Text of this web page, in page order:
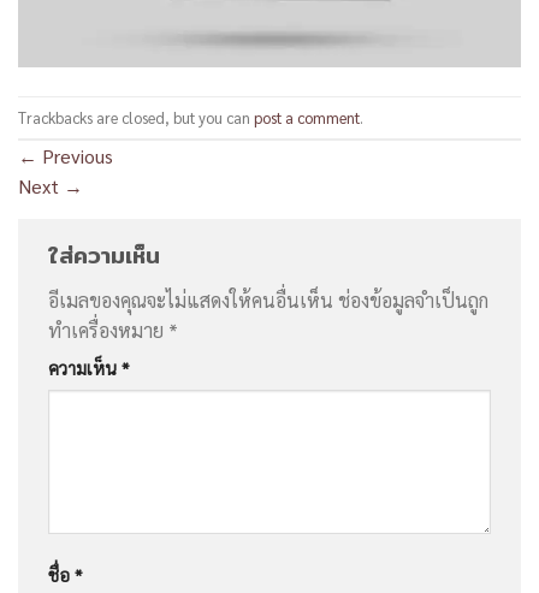
Trackbacks are closed, but you can post a comment.
← Previous
Next →
ใส่ความเห็น
อีเมลของคุณจะไม่แสดงให้คนอื่นเห็น ช่องข้อมูลจำเป็นถูก
ทำเครื่องหมาย *
ความเห็น *
ชื่อ *